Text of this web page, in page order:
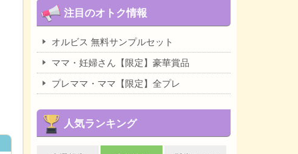
注目のオトク情報
オルビス 無料サンプルセット
ママ・妊婦さん【限定】豪華賞品
プレママ・ママ【限定】全プレ
人気ランキング